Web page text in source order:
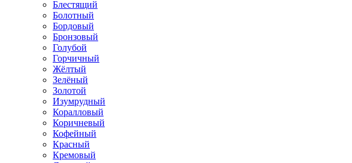
Блестящий
Болотный
Бордовый
Бронзовый
Голубой
Горчичный
Жёлтый
Зелёный
Золотой
Изумрудный
Коралловый
Коричневый
Кофейный
Красный
Кремовый